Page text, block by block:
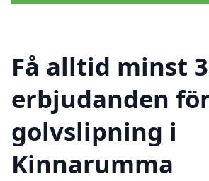
Få alltid minst 3
erbjudanden
golvslipning i
Kinnarumma